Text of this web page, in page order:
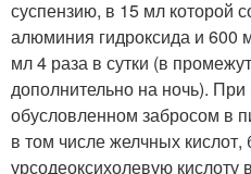
суспензию, в 15 мл которой
алюминия гидроксида и 600
мл 4 раза в сутки (в
дополнительно на ночь).
обусловленном забросом в
в том числе желчных
урсодеоксихолевую кислоту